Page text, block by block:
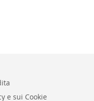
e sui Cookie